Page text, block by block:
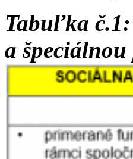
Tabuľka
a